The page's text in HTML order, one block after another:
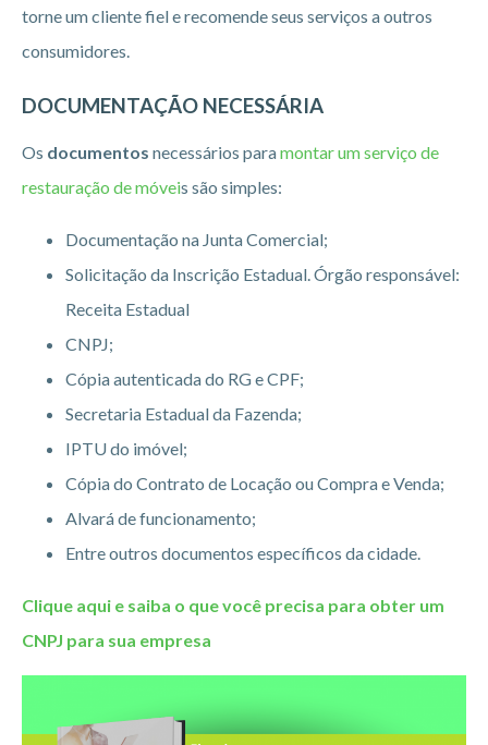
torne um cliente fiel e recomende seus serviços a outros
consumidores.
DOCUMENTAÇÃO NECESSÁRIA
Os documentos necessários paramontar um serviço de
restauração de móveis são simples:
Documentação na Junta Comercial;
Solicitação da Inscrição Estadual. Órgão responsável:
Receita Estadual
CNPJ;
Cópia autenticada do RG e CPF;
Secretaria Estadual da Fazenda;
IPTU do imóvel;
Cópia do Contrato de Locação ou Compra e Venda;
Alvará de funcionamento;
Entre outros documentos específicos da cidade.
Clique aqui e saiba o que você precisa para obter um
CNPJ para sua empresa